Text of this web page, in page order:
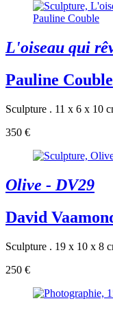
L'oiseau qui
Pauline Couble
Sculpture . 11 x 6 x 10
350 €
Olive - DV29
David
Sculpture . 19 x 10 x 8
250 €